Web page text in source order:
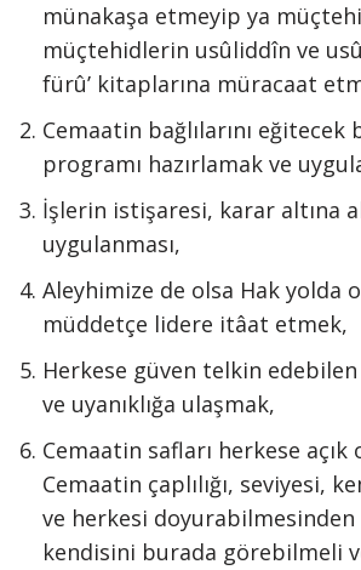
münakaşa etmeyip ya
müçtehidlerin usûliddîn ve
fürû’ kitaplarına müracaat
Cemaatin bağlılarını
programı hazırlamak ve
İşlerin istişaresi, karar altına
uygulanması,
Aleyhimize de olsa Hak yolda
müddetçe lidere itâat etmek,
Herkese güven telkin
ve uyanıklığa ulaşmak,
Cemaatin safları herkese açık
Cemaatin çaplılığı, seviyesi,
ve herkesi doyurabilmesinden
kendisini burada görebilmeli